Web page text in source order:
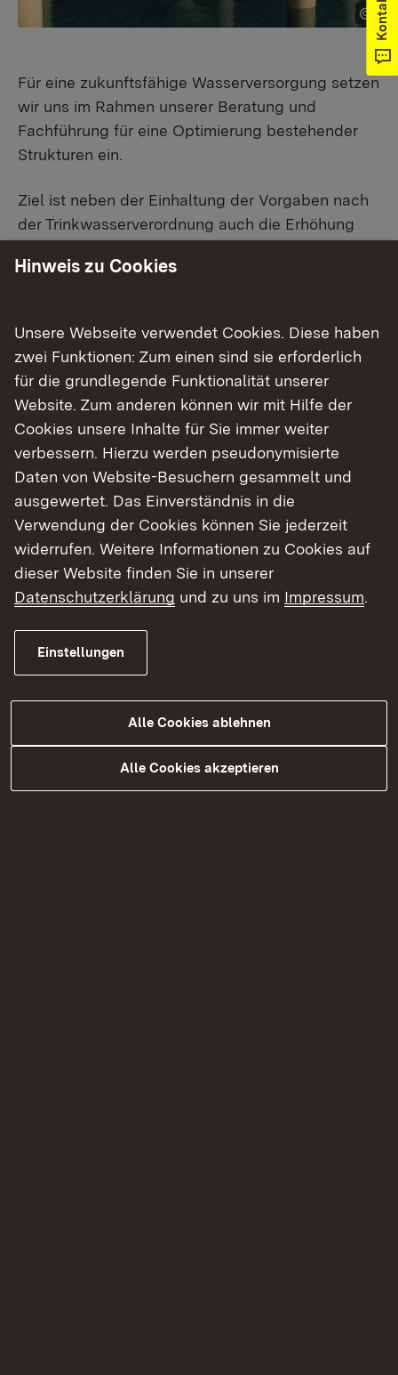
Kontakt
Für eine zukunftsfähige Wasserversorgung setzen
wir uns im Rahmen unserer Beratung und
Fachführung für eine Optimierung bestehender
Strukturen ein.
Ziel ist neben der Einhaltung der Vorgaben nach
der Trinkwasserverordnung auch die Erhöhung
vor und arbeiten sowohl an regionalen als auch
unterstützen wir finanziell.
Ferner stehen wir für aktuelle Fragen der
Wasserversorgung in fachlicher, rechtlicher als
auch in politischer Hinsicht zur Verfügung. Die
Mitarbeit im Rahmen der Wasserwärterfortbildung
sichert den verantwortungsbewussten Umgang
mit der Ressource Wasser im Land.
Förderung wasserwirtschaftlicher
Vorhaben
Externer Link:
2024
Hinweis zu Cookies
Unsere Webseite verwendet Cookies. Diese haben
zwei Funktionen: Zum einen sind sie erforderlich
für die grundlegende Funktionalität unserer
Website. Zum anderen können wir mit Hilfe der
Cookies unsere Inhalte für Sie immer weiter
verbessern. Hierzu werden pseudonymisierte
Daten von Website-Besuchern gesammelt und
ausgewertet. Das Einverständnis in die
Verwendung der Cookies können Sie jederzeit
widerrufen. Weitere Informationen zu Cookies auf
dieser Website finden Sie in unserer
Datenschutzerklärung und zu uns im Impressum.
Einstellungen
Alle Cookies ablehnen
Alle Cookies akzeptieren